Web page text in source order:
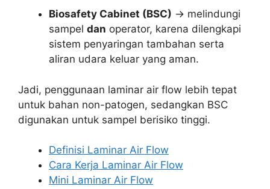
Biosafety Cabinet (BSC) → melindungi
sampel dan operator, karena dilengkapi
sistem penyaringan tambahan serta
aliran udara keluar yang aman.
Jadi, penggunaan laminar air flow lebih tepat
untuk bahan non-patogen, sedangkan BSC
digunakan untuk sampel berisiko tinggi.
Definisi Laminar Air Flow
Cara Kerja Laminar Air Flow
Mini Laminar Air Flow